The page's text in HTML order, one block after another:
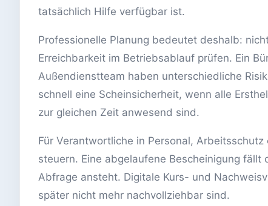
tatsächlich Hilfe verfügbar ist.
Professionelle Planung bedeutet deshalb:
Erreichbarkeit im Betriebsablauf prüfen. Ein
Außendienstteam haben unterschiedliche
schnell eine Scheinsicherheit, wenn alle
zur gleichen Zeit anwesend sind.
Für Verantwortliche in Personal,
steuern. Eine abgelaufene Bescheinigung
Abfrage ansteht. Digitale Kurs- und
später nicht mehr nachvollziehbar sind.